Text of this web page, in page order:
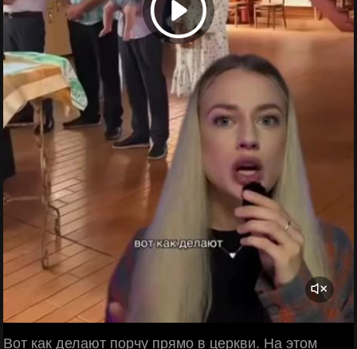
Вот как делают порчу прямо в церкви. На этом